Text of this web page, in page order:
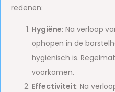
redenen:
Hygiëne: Na verloop
ophopen in de
hygiënisch is.
voorkomen.
Effectiviteit: Na